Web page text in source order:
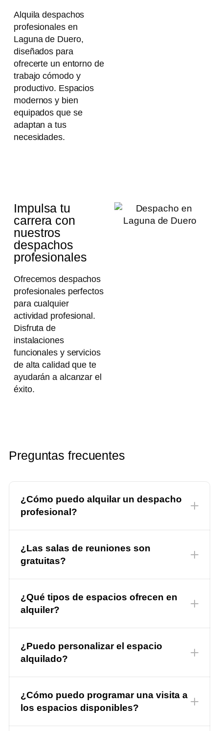
Alquila despachos
profesionales en
Laguna de Duero,
diseñados para
ofrecerte un entorno de
trabajo cómodo y
productivo. Espacios
modernos y bien
equipados que se
adaptan a tus
necesidades.
Impulsa tu
carrera con
nuestros
despachos
profesionales
Ofrecemos despachos
profesionales perfectos
para cualquier
actividad profesional.
Disfruta de
instalaciones
funcionales y servicios
de alta calidad que te
ayudarán a alcanzar el
éxito.
Preguntas frecuentes
¿Cómo puedo alquilar un despacho
profesional?
¿Las salas de reuniones son
gratuitas?
¿Qué tipos de espacios ofrecen en
alquiler?
¿Puedo personalizar el espacio
alquilado?
¿Cómo puedo programar una visita a
los espacios disponibles?